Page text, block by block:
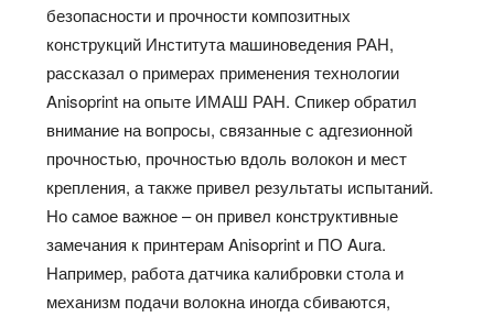
безопасности и прочности композитных
конструкций Института машиноведения РАН,
рассказал о примерах применения технологии
Anisoprint на опыте ИМАШ РАН. Спикер обратил
внимание на вопросы, связанные с адгезионной
прочностью, прочностью вдоль волокон и мест
крепления, а также привел результаты испытаний.
Но самое важное – он привел конструктивные
замечания к принтерам Anisoprint и ПО Aura.
Например, работа датчика калибровки стола и
механизм подачи волокна иногда сбиваются,